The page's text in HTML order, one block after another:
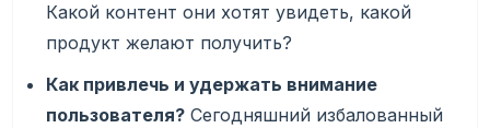
Какой контент они хотят увидеть, какой
продукт желают получить?
Как привлечь и удержать внимание
пользователя? Сегодняшний избалованный